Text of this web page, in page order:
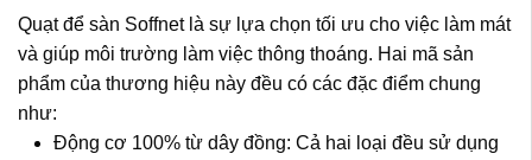
Quạt để sàn Soffnet là sự lựa chọn tối ưu cho việc làm mát
và giúp môi trường làm việc thông thoáng. Hai mã sản
phẩm của thương hiệu này đều có các đặc điểm chung
như:
Động cơ 100% từ dây đồng: Cả hai loại đều sử dụng